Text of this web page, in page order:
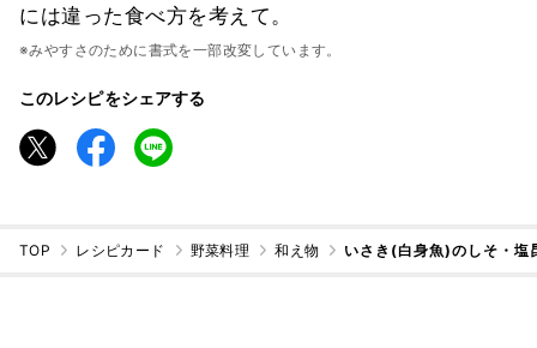
には違った食べ方を考えて。
※みやすさのために書式を一部改変しています。
このレシピをシェアする
TOP レシピカード 野菜料理 和え物 いさき(白身魚)のしそ・塩